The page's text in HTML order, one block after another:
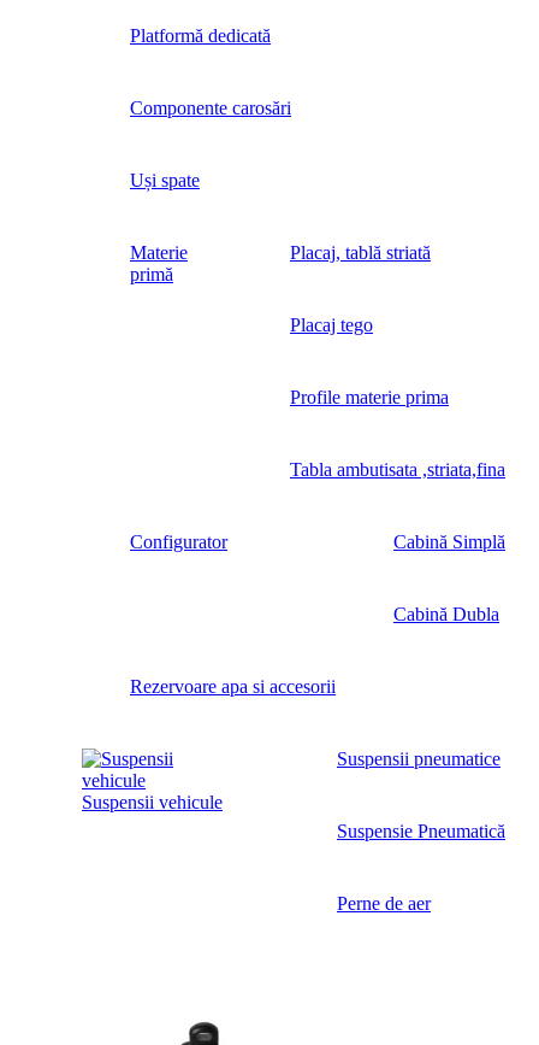
Platformă dedicată
Componente carosări
Uși spate
Materie
primă
Placaj, tablă striată
Placaj tego
Profile materie prima
Tabla ambutisata ,striata,fina
Configurator Cabină Simplă
Cabină Dubla
Rezervoare apa si accesorii
Suspensii vehicule
Suspensii pneumatice
Suspensie Pneumatică
Perne de aer